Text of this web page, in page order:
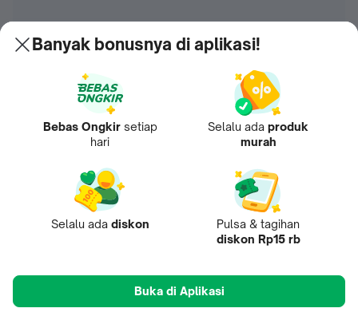
Banyak bonusnya di aplikasi!
Bebas Ongkir setiap
hari
Selalu ada produk
murah
Selalu ada diskon
Pulsa & tagihan
diskon Rp15 rb
Buka di Aplikasi